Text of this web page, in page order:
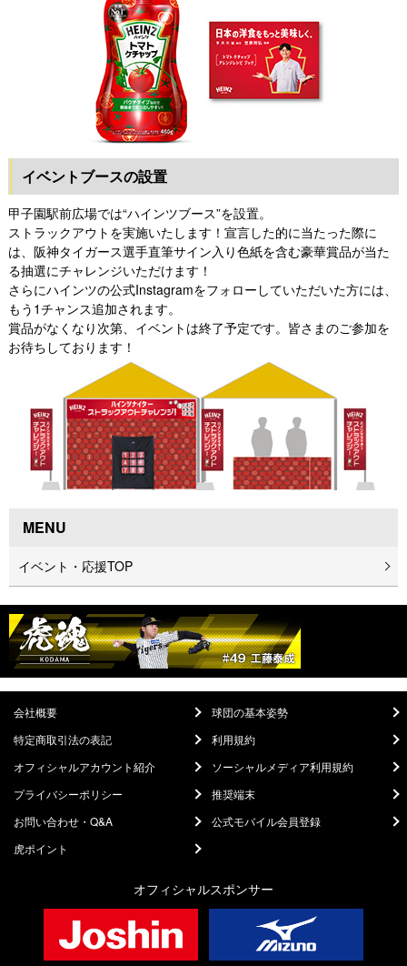
イベントブースの設置
甲子園駅前広場では“ハインツブース”を設置。
ストラックアウトを実施いたします！宣言した的に当たった際に
は、阪神タイガース選手直筆サイン入り色紙を含む豪華賞品が当た
る抽選にチャレンジいただけます！
さらにハインツの公式Instagramをフォローしていただいた方には、
もう1チャンス追加されます。
賞品がなくなり次第、イベントは終了予定です。皆さまのご参加を
お待ちしております！
MENU
イベント・応援TOP
会社概要
球団の基本姿勢
特定商取引法の表記
利用規約
オフィシャルアカウント紹介
ソーシャルメディア利用規約
プライバシーポリシー
推奨端末
お問い合わせ・Q&A
公式モバイル会員登録
虎ポイント
オフィシャルスポンサー